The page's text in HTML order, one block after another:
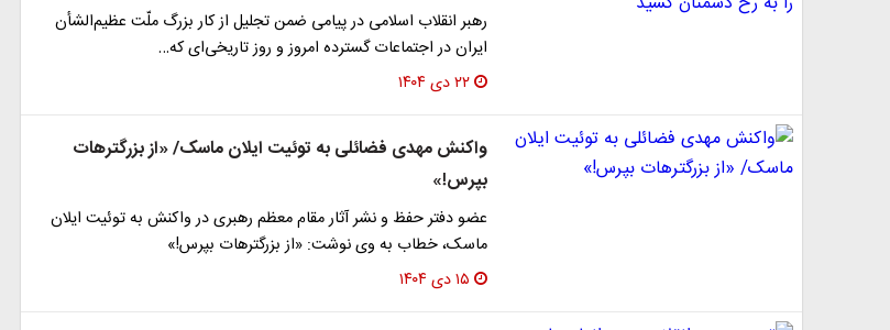
رهبر انقلاب اسلامی در پیامی ضمن تجلیل از کار بزرگ ملّت عظیم‌الشأن
ایران در اجتماعات گسترده امروز و روز تاریخی‌ای که…
۲۲ دی ۱۴۰۴
واکنش مهدی فضائلی به توئیت ایلان ماسک/ «از بزرگترهات
بپرس!»
عضو دفتر حفظ و نشر آثار مقام معظم رهبری در واکنش به توئیت ایلان
ماسک، خطاب به وی نوشت: «از بزرگترهات بپرس!»
۱۵ دی ۱۴۰۴